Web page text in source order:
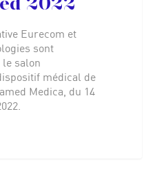
2022
Eurecom et
sont
salon
médical de
Medica, du 14